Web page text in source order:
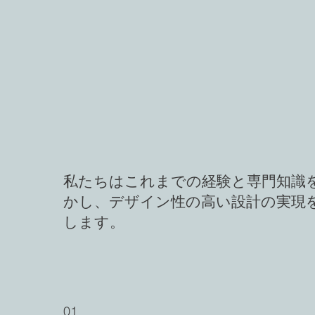
私たちはこれまでの経験と専門知識
かし、デザイン性の高い設計の実現
します。
01